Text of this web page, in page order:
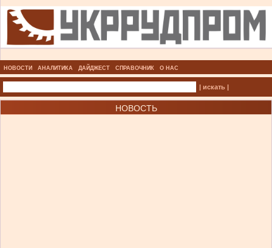
НОВОСТИ АНАЛИТИКА ДАЙДЖЕСТ СПРАВОЧНИК О НАС
| искать |
НОВОСТЬ